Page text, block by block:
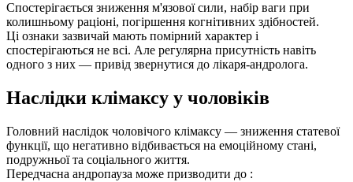
Спостерігається зниження м'язової сили, набір ваги при
колишньому раціоні, погіршення когнітивних здібностей.
Ці ознаки зазвичай мають помірний характер і
спостерігаються не всі. Але регулярна присутність навіть
одного з них — привід звернутися до лікаря-андролога.
Наслідки клімаксу у чоловіків
Головний наслідок чоловічого клімаксу — зниження статевої
функції, що негативно відбивається на емоційному стані,
подружньої та соціального життя.
Передчасна андропауза може призводити до :